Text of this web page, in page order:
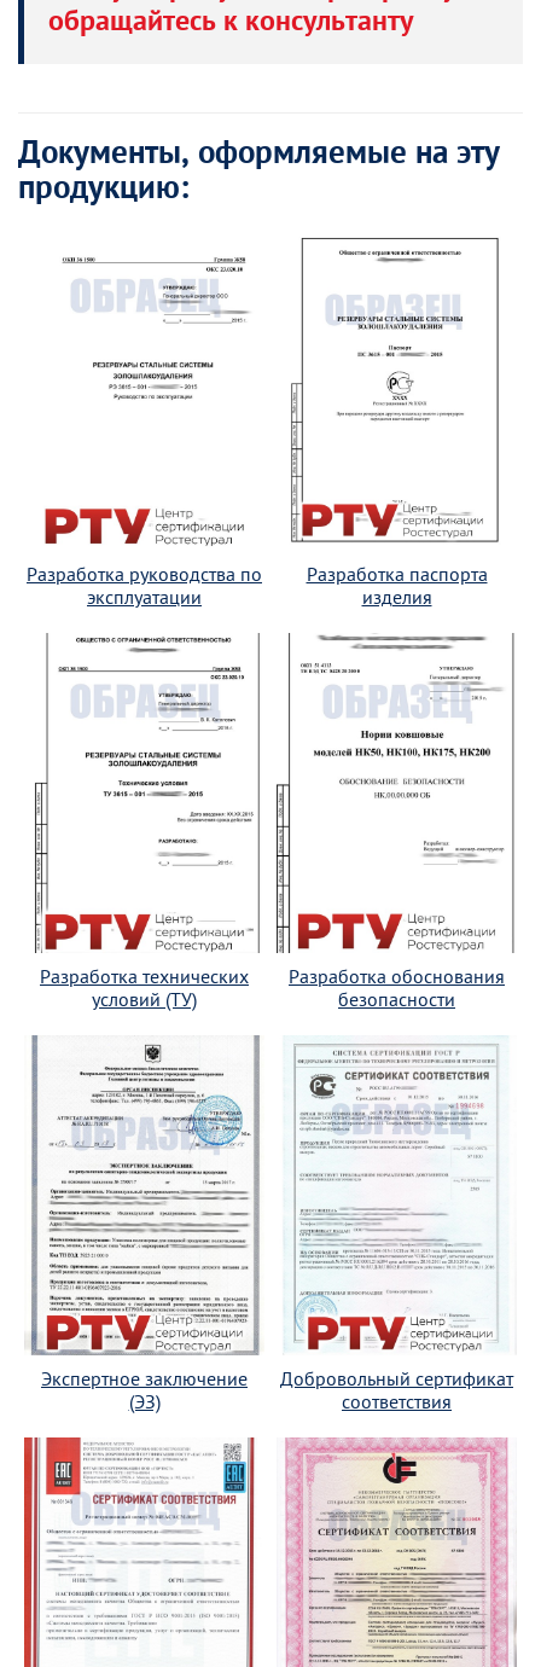
обращайтесь к консультанту
Документы, оформляемые на эту
продукцию:
Разработка руководства по
эксплуатации
Разработка паспорта
изделия
Разработка технических
условий (ТУ)
Разработка обоснования
безопасности
Экспертное заключение
(ЭЗ)
Добровольный сертификат
соответствия